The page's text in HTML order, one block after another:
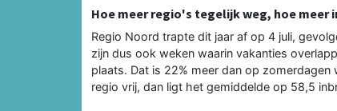
Hoe meer regio's tegelijk weg, hoe meer
Regio Noord trapte dit jaar af op 4 juli,
zijn dus ook weken waarin vakanties
plaats. Dat is 22% meer dan op
regio vrij, dan ligt het gemiddelde op 58,5